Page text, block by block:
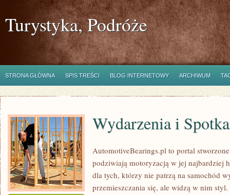
Turystyka, Podróże
STRONA GŁÓWNA SPIS TREŚCI BLOG INTERNETOWY ARCHIWUM
Wydarzenia i
AutomotiveBearings.pl to portal
podziwiają motoryzacją w jej najbardziej
dla tych, którzy nie patrzą na samochód
przemieszczania się, ale widzą w nim